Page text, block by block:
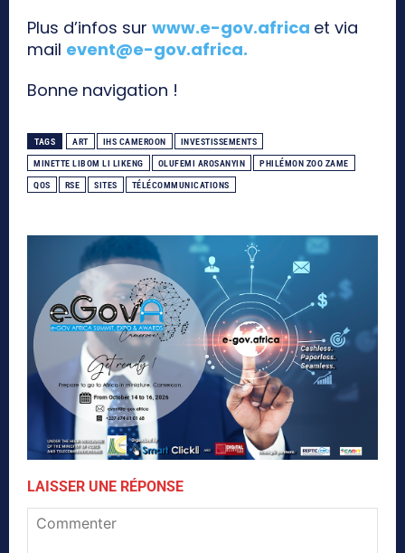
Plus d’infos sur www.e-gov.africa et via
mail event@e-gov.africa.
Bonne navigation !
TAGS ART IHS CAMEROON INVESTISSEMENTS
MINETTE LIBOM LI LIKENG OLUFEMI AROSANYIN PHILÉMON ZOO ZAME
QOS RSE SITES TÉLÉCOMMUNICATIONS
LAISSER UNE RÉPONSE